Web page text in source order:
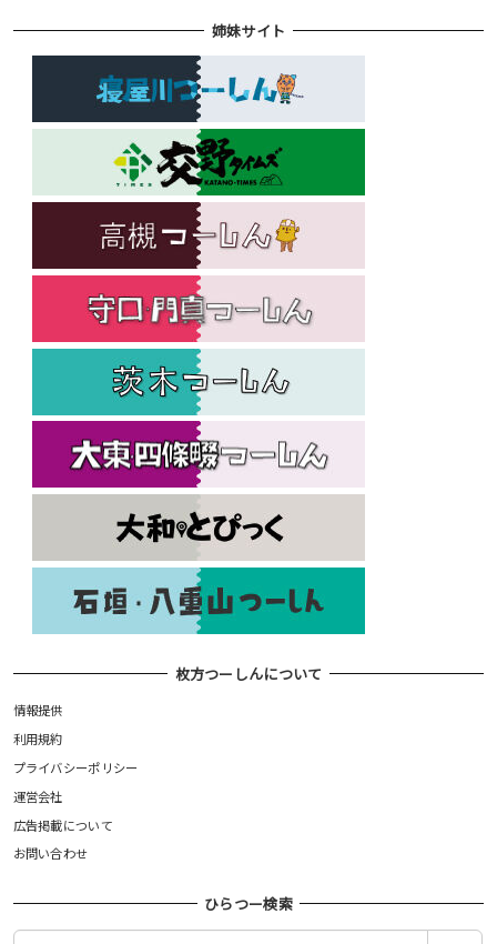
姉妹サイト
枚方つーしんについて
情報提供
利用規約
プライバシーポリシー
運営会社
広告掲載について
お問い合わせ
ひらつー検索
検